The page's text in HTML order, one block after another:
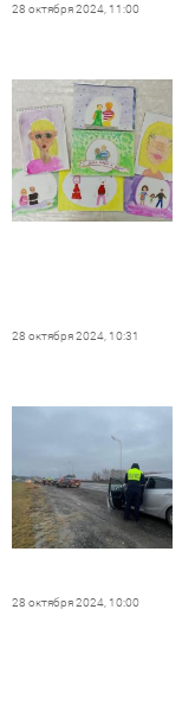
28 октября 2024, 11:00
28 октября 2024, 10:31
28 октября 2024, 10:00